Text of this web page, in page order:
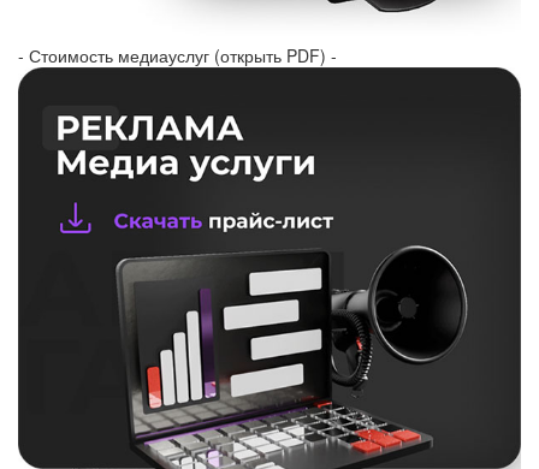
- Стоимость медиауслуг (открыть PDF) -